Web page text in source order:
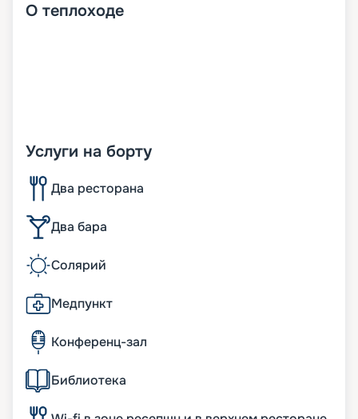
О теплоходе
Услуги на борту
Два ресторана
Два бара
Солярий
Медпункт
Конференц-зал
Библиотека